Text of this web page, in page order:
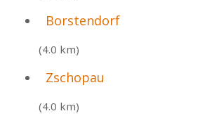
Borstendorf
(4.0 km)
Zschopau
(4.0 km)